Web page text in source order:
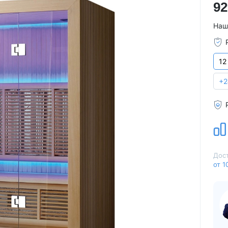
Для семьи
Для вечеринок
Спортивные
Бассейны для глэмпингов
Страна производитель
Из Австралии
Из Италии
США
Из Германии
Из Китая
Из Канады
Из Венгрии
Из Чехии
Из Испании
от